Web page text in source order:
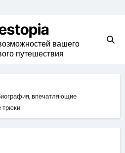
вашего
путешествия
впечатляющие
трюки